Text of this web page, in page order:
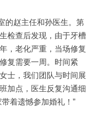
的赵主任和孙医生。第
检查后发现，由于牙槽
，老化严重，当场修复
复需要一周。时间紧
士，我们团队与时间展
加点，医生反复沟通细
着遗憾参加婚礼！”